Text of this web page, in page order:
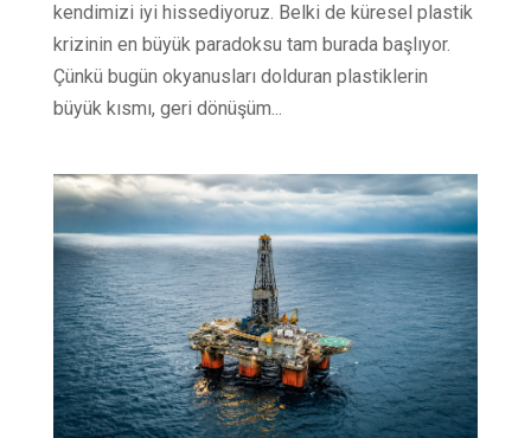
kendimizi iyi hissediyoruz. Belki de küresel plastik
krizinin en büyük paradoksu tam burada başlıyor.
Çünkü bugün okyanusları dolduran plastiklerin
büyük kısmı, geri dönüşüm...